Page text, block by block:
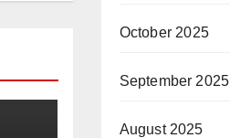
October 2025
September 2025
August 2025